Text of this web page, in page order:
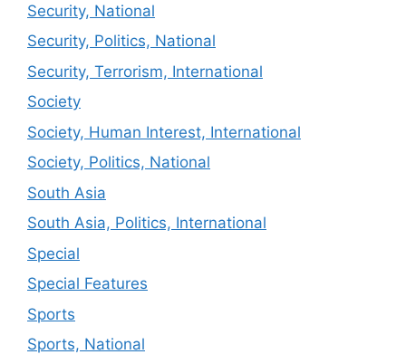
Security, National
Security, Politics, National
Security, Terrorism, International
Society
Society, Human Interest, International
Society, Politics, National
South Asia
South Asia, Politics, International
Special
Special Features
Sports
Sports, National